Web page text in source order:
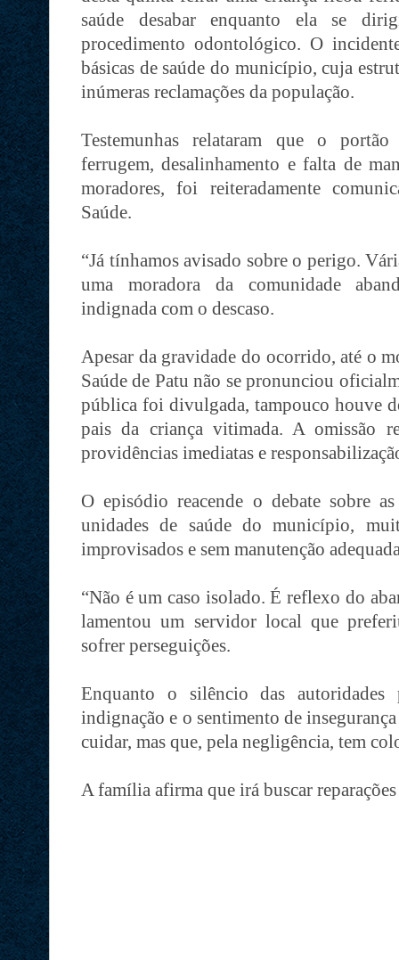
saúde desabar enquanto ela se
procedimento odontológico. O
básicas de saúde do município, cuja
inúmeras reclamações da população.
Testemunhas relataram que o
ferrugem, desalinhamento e falta de
moradores, foi reiteradamente
Saúde.
“Já tínhamos avisado sobre o perigo.
uma moradora da comunidade
indignada com o descaso.
Apesar da gravidade do ocorrido, até o
Saúde de Patu não se pronunciou
pública foi divulgada, tampouco houve
pais da criança vitimada. A omissão
providências imediatas e
O episódio reacende o debate sobre
unidades de saúde do município,
improvisados e sem manutenção
“Não é um caso isolado. É reflexo do
lamentou um servidor local que
sofrer perseguições.
Enquanto o silêncio das autoridades
indignação e o sentimento de
cuidar, mas que, pela negligência, tem
A família afirma que irá buscar